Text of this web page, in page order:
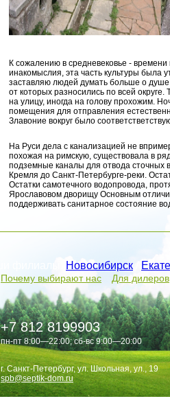
К сожалению в средневековье -
инакомыслия, эта часть культуры была
заставляю людей думать больше о
от которых разносились по всей
на улицу, иногда на голову прохожим.
помещения для отправления
Злавоние вокруг было
На Руси дела с канализацией не
похожая на римскую, существовала в
подземные каналы для отвода сточных
Кремля до Санкт-Петербурге-реки.
Остатки самотечного водопровода,
Ярославовом дворищу Основным
поддерживать санитарное состояние
Новосибирск
Почему выбирают нас Для дилеров
+7 812 8199903
пн-пт 8:00—22:00; сб-вс 9:00—20:00
г. Санкт-Петербург, ул. Школьная, ул., 19
spb@septik-dom.ru